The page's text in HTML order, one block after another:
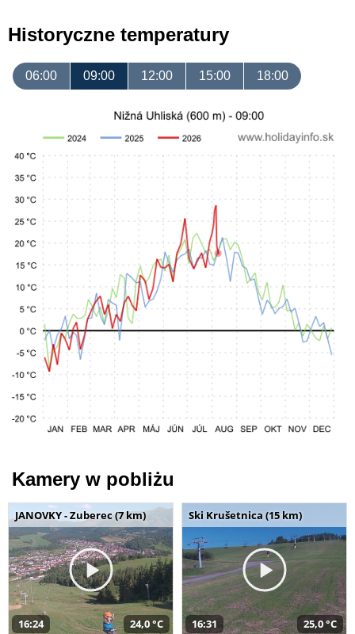
Historyczne temperatury
06:00 09:00 12:00 15:00 18:00
Kamery w pobliżu
JANOVKY - Zuberec (7 km)
16:24 24,0 °C
Ski Krušetnica (15 km)
16:31 25,0 °C